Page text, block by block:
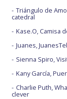
Triángulo de
catedral
Kase.O, Camisa
Juanes,
Sienna Spiro,
Kany García,
Charlie Puth,
clever